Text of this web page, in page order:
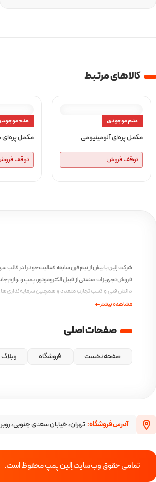
کالا‌های مرتبط
عدم موجودی
مکمل پره‌ای آلومینیومی
توقف فروش
عدم
مکمل
توقف
شرکت اِلین با بیش از نیم قرن سابقه فعالیت خود را در
فروش تجهیزات صنعتی از قبیل الکتروموتور، پمپ و لوازم
دانش فنی و کسب تجارب متعدد و همچنین
ایرانی در این صنف مبدل گشته است و همواره بهترین
مشاهده بیشتر
صفحات اصلی
صفحه نخست فروشگاه وبلاگ
آدرس فروشگاه: تهران، خیابان سعدی جنوبی،
تمامی حقوق وب‌سایت اِلین پمپ محفوظ است.